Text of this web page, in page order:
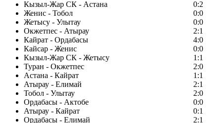
Кызыл-Жар СК - Астана
0:2
Женис - Тобол
0:0
Жетысу - Улытау
0:0
Окжетпес - Атырау
2:1
Кайрат - Ордабасы
4:0
Кайсар - Женис
0:0
Кызыл-Жар СК - Жетысу
1:1
Туран - Окжетпес
2:0
Астана - Кайрат
1:1
Атырау - Елимай
2:1
Тобол - Улытау
2:0
Ордабасы - Актобе
0:0
Атырау - Кайрат
0:1
Ордабасы - Елимай
2:1